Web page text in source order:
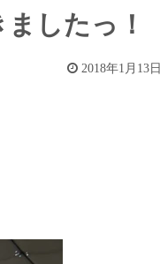
したっ！
2018年1月13日